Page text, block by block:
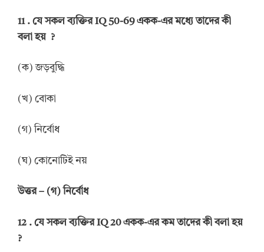
11 . যে সকল ব্যক্তিরIQ 50-69একক-এর মধ্যে তাদের কী
বলা হয় ?
(ক) জড়বুদ্ধি
(খ) বোকা
(গ) নির্বোধ
(ঘ) কোনোটিই নয়
উত্তর– (গ) নির্বোধ
12 . যে সকল ব্যক্তিরIQ 20একক-এর কম তাদের কী বলা হয়
?